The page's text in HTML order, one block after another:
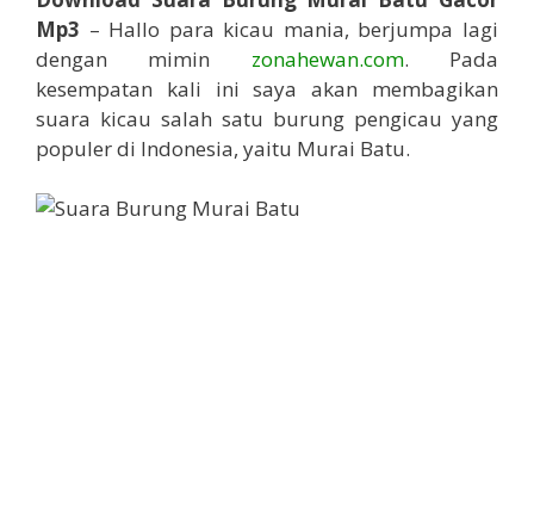
Mp3 – Hallo para kicau mania, berjumpa lagi
dengan mimin zonahewan.com. Pada
kesempatan kali ini saya akan membagikan
suara kicau salah satu burung pengicau yang
populer di Indonesia, yaitu Murai Batu.